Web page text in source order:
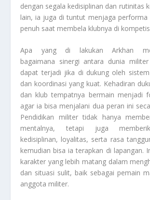
dengan segala kedisiplinan dan rutinitas
lain, ia juga di tuntut menjaga performa
penuh saat membela klubnya di
Apa yang di lakukan Arkhan
bagaimana sinergi antara dunia
dapat terjadi jika di dukung oleh
dan koordinasi yang kuat. Kehadiran
dan klub tempatnya bermain menjadi
agar ia bisa menjalani dua peran ini
Pendidikan militer tidak hanya
mentalnya, tetapi juga
kedisiplinan, loyalitas, serta rasa
kemudian bisa ia terapkan di lapangan.
karakter yang lebih matang dalam
dan situasi sulit, baik sebagai pemain
anggota militer.